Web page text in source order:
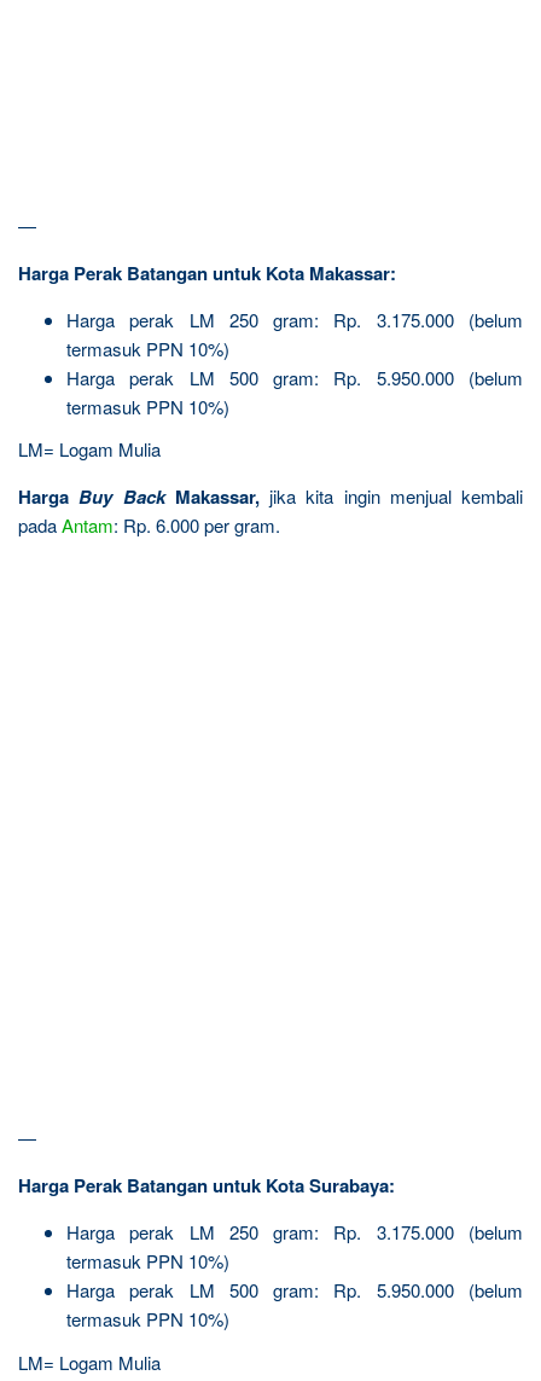
—
Harga Perak Batangan untuk Kota Makassar:
Harga perak LM 250 gram: Rp. 3.175.000 (belum
termasuk PPN 10%)
Harga perak LM 500 gram: Rp. 5.950.000 (belum
termasuk PPN 10%)
LM= Logam Mulia
Harga Buy BackMakassar,jika kita ingin menjual kembali
padaAntam: Rp. 6.000 per gram.
—
Harga Perak Batangan untuk Kota Surabaya:
Harga perak LM 250 gram: Rp. 3.175.000 (belum
termasuk PPN 10%)
Harga perak LM 500 gram: Rp. 5.950.000 (belum
termasuk PPN 10%)
LM= Logam Mulia